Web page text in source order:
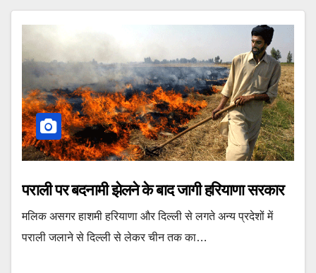
पराली पर बदनामी झेलने के बाद जागी हरियाणा सरकार
मलिक असगर हाशमी हरियाणा और दिल्ली से लगते अन्य प्रदेशों में
पराली जलाने से दिल्ली से लेकर चीन तक का…